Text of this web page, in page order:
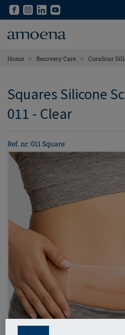
Skip
content
Skip
content
Home > Recovery Care > CuraScar
Squares Silicone
011 - Clear
Ref. nr: 011 Square